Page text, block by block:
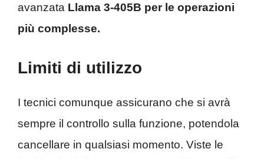
avanzata Llama 3-405B per le operazioni
più complesse.
Limiti di utilizzo
I tecnici comunque assicurano che si avrà
sempre il controllo sulla funzione, potendola
cancellare in qualsiasi momento. Viste le